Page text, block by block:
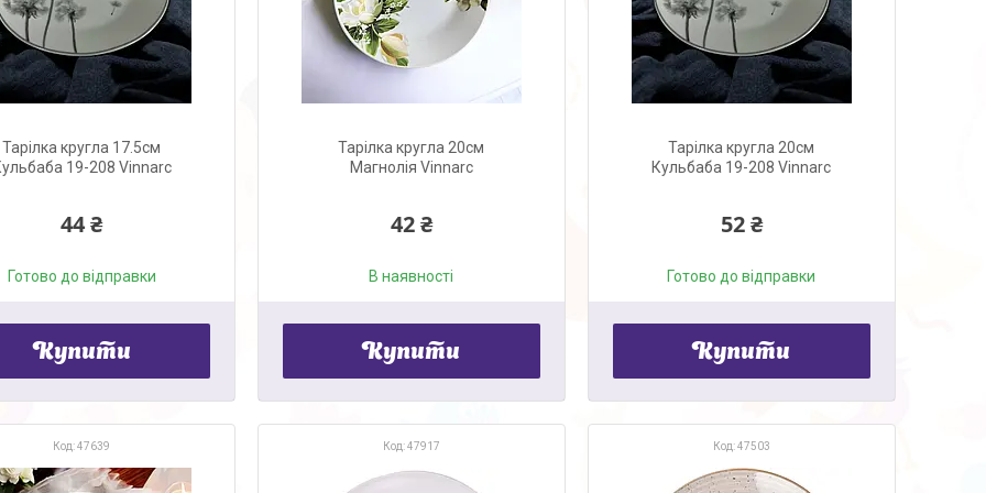
Тарілка кругла 17.5см
19-208 Vinnarc
44 ₴
Готово до відправки
Купити
Тарілка кругла 20см
Магнолія Vinnarc
42 ₴
В наявності
Купити
Тарілка кругла 20см
Кульбаба 19-208 Vinnarc
52 ₴
Готово до відправки
Купити
47639 47917 47503